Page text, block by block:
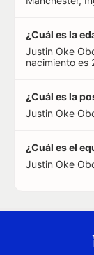
¿Cuál es la
Justin Oke
nacimiento
¿Cuál es la
Justin Oke
¿Cuál es el
Justin Oke